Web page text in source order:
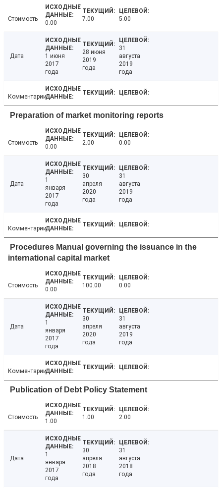
Стоимость
0.00
7.00 5.00
Дата
1 июня
2017
года
28 июня
2019
года
31
августа
2019
года
Комментарии
Preparation of market monitoring reports
Стоимость
0.00
2.00 0.00
Дата
1
января
2017
года
30
апреля
2020
года
31
августа
2019
года
Комментарии
Procedures Manual governing the issuance in the
international capital market
Стоимость
0.00
100.00 0.00
Дата
1
января
2017
года
30
апреля
2020
года
31
августа
2019
года
Комментарии
Publication of Debt Policy Statement
Стоимость
1.00
1.00 2.00
Дата
1
января
2017
года
30
апреля
2018
года
31
августа
2018
года